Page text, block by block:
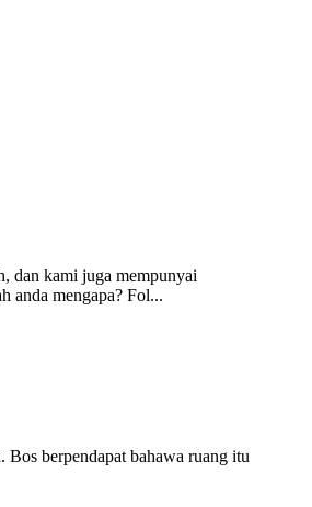
dan kami juga mempunyai
anda mengapa? Fol...
berpendapat bahawa ruang itu